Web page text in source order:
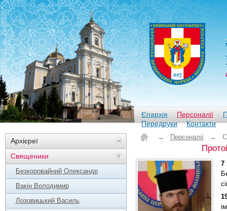
Єпархія Персоналії
Передруки
Контакти
Архієреї
Священики
Безкоровайний Олександр
Вакін Володимир
Лозовицький Василь
→ Персоналії →
7